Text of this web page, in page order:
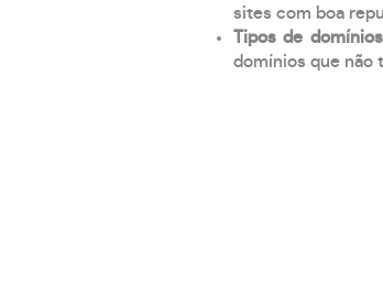
sites com boa
Tipos de
domínios que não